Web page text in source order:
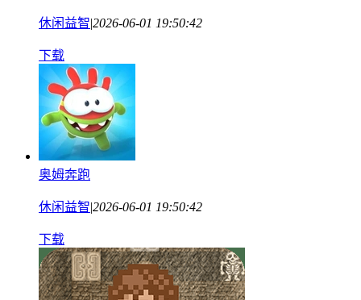
休闲益智|2026-06-01 19:50:42
下载
奥姆奔跑
休闲益智|2026-06-01 19:50:42
下载